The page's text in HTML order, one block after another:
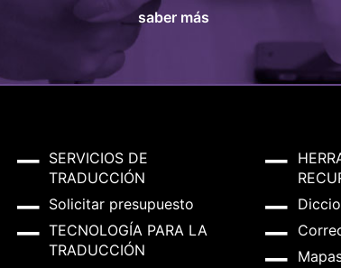
saber más
SERVICIOS DE
TRADUCCIÓN
Solicitar presupuesto
TECNOLOGÍA PARA LA
TRADUCCIÓN